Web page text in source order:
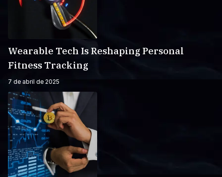
Wearable Tech Is Reshaping Personal
Fitness Tracking
7 de abril de 2025